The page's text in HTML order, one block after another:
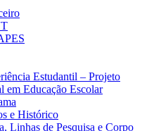
Estudantil – Projeto
em Educação Escolar
e Histórico
Linhas de Pesquisa e Corpo